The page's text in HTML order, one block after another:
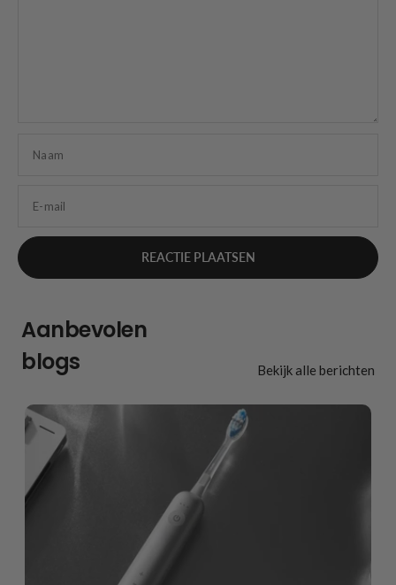
Naam
E-mail
Aanbevolen
blogs
Bekijk alle berichten